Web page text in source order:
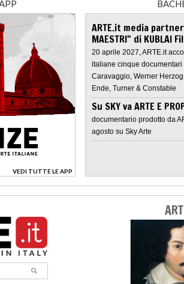
VEDI TUTTE LE APP
>
ARTE.it media partner
MAESTRI" di KUBLAI
20 aprile 2027, ARTE.it
italiane cinque
Caravaggio, Werner
Ende, Turner & Constable
Su SKY va ARTE E
documentario prodotto da
agosto su Sky Arte